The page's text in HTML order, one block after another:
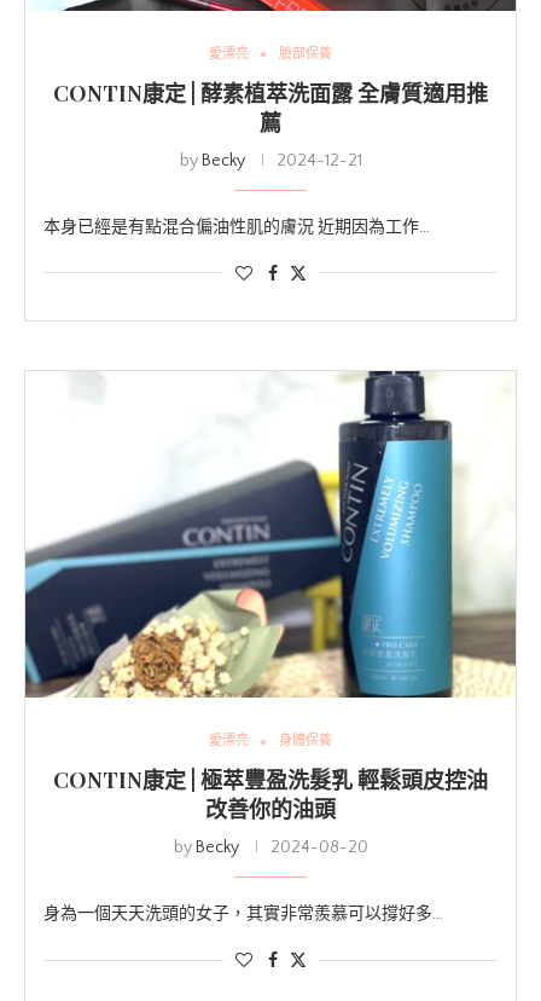
愛漂亮 臉部保養
CONTIN康定 | 酵素植萃洗面露 全膚質適用推
薦
by Becky 2024-12-21
本身已經是有點混合偏油性肌的膚況 近期因為工作…
愛漂亮 身體保養
CONTIN康定 | 極萃豐盈洗髮乳 輕鬆頭皮控油
改善你的油頭
by Becky 2024-08-20
身為一個天天洗頭的女子，其實非常羨慕可以撐好多…